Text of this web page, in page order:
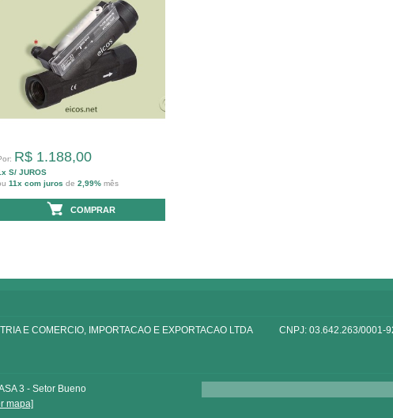
R$ 1.188,00
S/ JUROS
11x com juros de 2,99% mês
COMPRAR
E COMERCIO, IMPORTACAO E EXPORTACAO LTDA CNPJ: 03.642.263/0001-
3 - Setor Bueno
mapa]